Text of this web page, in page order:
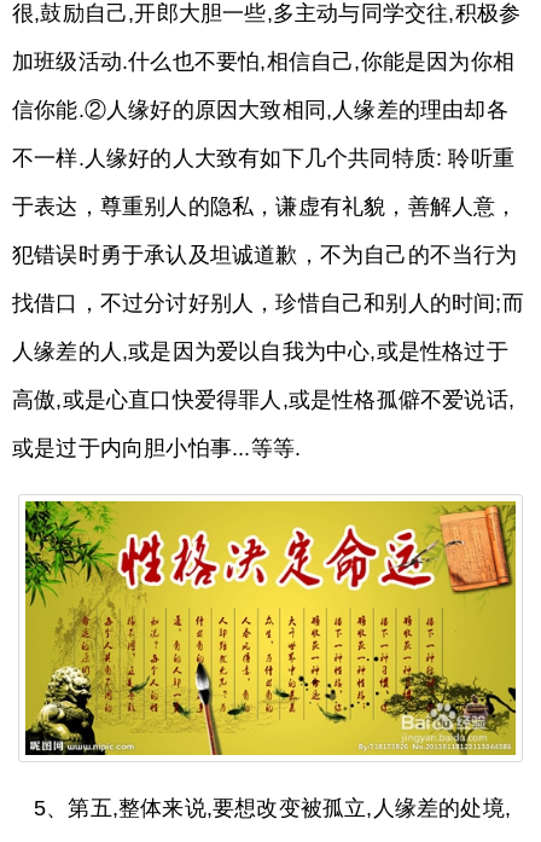
很,鼓励自己,开郎大胆一些,多主动与同学交往,积极参
加班级活动.什么也不要怕,相信自己,你能是因为你相
信你能.②人缘好的原因大致相同,人缘差的理由却各
不一样.人缘好的人大致有如下几个共同特质: 聆听重
于表达，尊重别人的隐私，谦虚有礼貌，善解人意，
犯错误时勇于承认及坦诚道歉，不为自己的不当行为
找借口，不过分讨好别人，珍惜自己和别人的时间;而
人缘差的人,或是因为爱以自我为中心,或是性格过于
高傲,或是心直口快爱得罪人,或是性格孤僻不爱说话,
或是过于内向胆小怕事...等等.
5、第五,整体来说,要想改变被孤立,人缘差的处境,